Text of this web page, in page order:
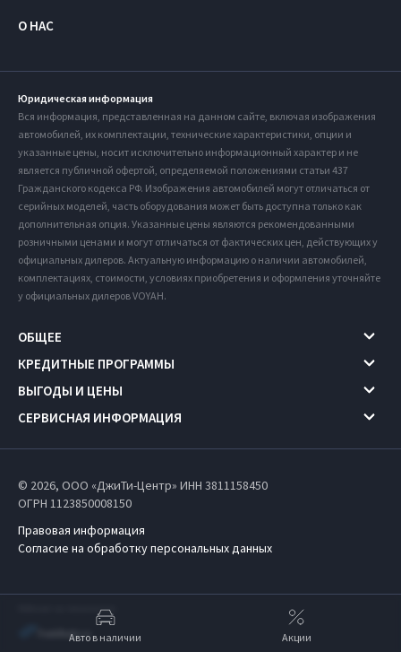
О НАС
Юридическая информация
Вся информация, представленная на данном сайте, включая изображения
автомобилей, их комплектации, технические характеристики, опции и
указанные цены, носит исключительно информационный характер и не
является публичной офертой, определяемой положениями статьи 437
Гражданского кодекса РФ. Изображения автомобилей могут отличаться от
серийных моделей, часть оборудования может быть доступна только как
дополнительная опция. Указанные цены являются рекомендованными
розничными ценами и могут отличаться от фактических цен, действующих у
официальных дилеров. Актуальную информацию о наличии автомобилей,
комплектациях, стоимости, условиях приобретения и оформления уточняйте
у официальных дилеров VOYAH.
ОБЩЕЕ
КРЕДИТНЫЕ ПРОГРАММЫ
ВЫГОДЫ И ЦЕНЫ
СЕРВИСНАЯ ИНФОРМАЦИЯ
© 2026, ООО «ДжиТи-Центр» ИНН 3811158450
ОГРН 1123850008150
Правовая информация
Согласие на обработку персональных данных
Работает на технологиях
Авто в наличии Акции